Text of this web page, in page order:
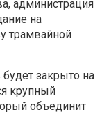
администрация
на
трамвайной
закрыто на
крупный
объединит